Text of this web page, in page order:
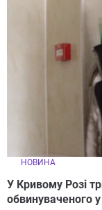
НОВИНА
У Кривому Розі
обвинуваченого